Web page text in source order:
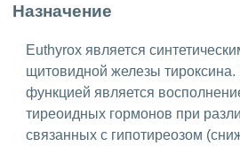
Назначение
Euthyrox является
щитовидной железы тироксина.
функцией является
тиреоидных гормонов при
связанных с гипотиреозом